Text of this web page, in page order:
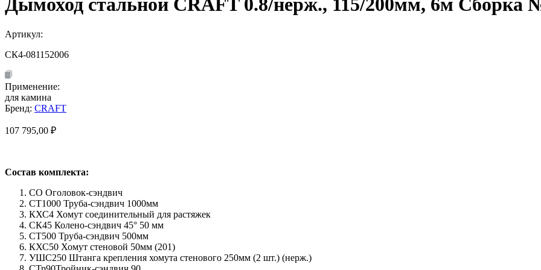
Дымоход стальной CRAFT 0.8/нерж., 115/200мм, 6м Сборка
Артикул:
СК4-081152006
Применение:
для камина
Бренд: CRAFT
107 795,00 ₽
Состав комплекта:
СО Оголовок-сэндвич
СТ1000 Труба-сэндвич 1000мм
КХС4 Хомут соединительный для растяжек
СК45 Колено-сэндвич 45° 50 мм
СТ500 Труба-сэндвич 500мм
КХС50 Хомут стеновой 50мм (201)
УШС250 Штанга крепления хомута стенового 250мм (2 шт.) (нерж.)